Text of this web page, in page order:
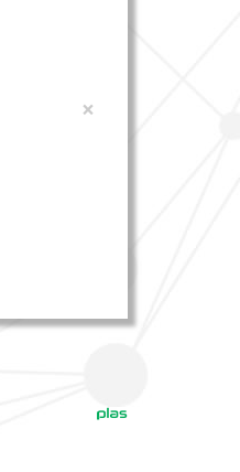
×